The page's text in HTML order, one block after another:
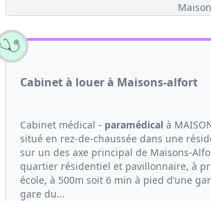
Cabinet à louer à Maisons-alfort
Cabinet médical - paramédical à
situé en rez-de-chaussée dans une
sur un des axe principal de Maisons-
quartier résidentiel et pavillonnaire, à
école, à 500m soit 6 min à pied d’une
gare du...